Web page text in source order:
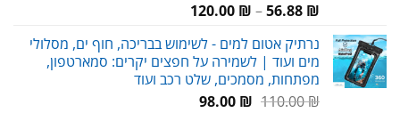
56.88 ₪
–
120.00 ₪
עד
נרתיק אטום למים - לשימוש בבריכה, חוף ים, מסלולי
מים ועוד | לשמירה על חפצים יקרים: סמארטפון,
מפתחות, מסמכים, שלט רכב ועוד
110.00₪
המחיר98.00 ₪
המחיר